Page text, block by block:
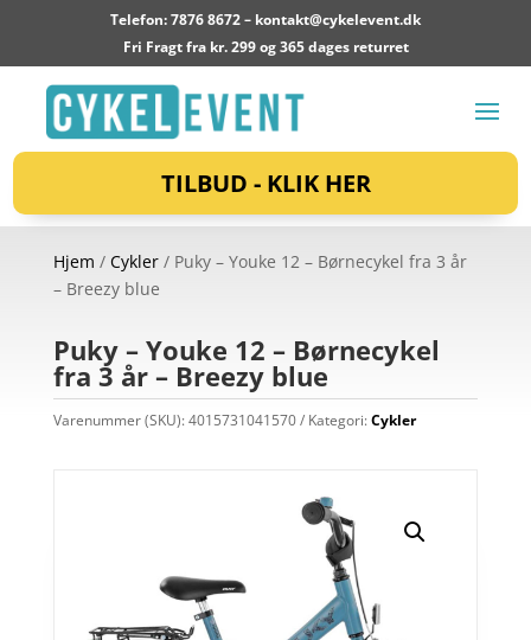
Telefon: 7876 8672 – kontakt@cykelevent.dk
Fri Fragt fra kr. 299 og 365 dages returret
TILBUD - KLIK HER
Hjem / Cykler/ Puky – Youke 12 – Børnecykel fra 3 år
– Breezy blue
Puky – Youke 12 – Børnecykel
fra 3 år – Breezy blue
Varenummer (SKU):4015731041570 Kategori:Cykler